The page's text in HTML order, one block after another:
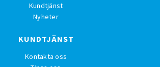
Kundtjänst
Nyheter
KUNDTJÄNST
Kontakta oss